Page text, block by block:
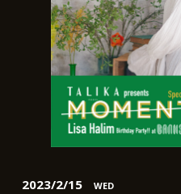
2023/2/15 WED